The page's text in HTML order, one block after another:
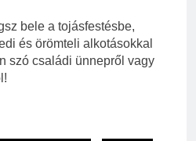
bele a tojásfestésbe,
és örömteli alkotásokkal
szó családi ünnepről vagy